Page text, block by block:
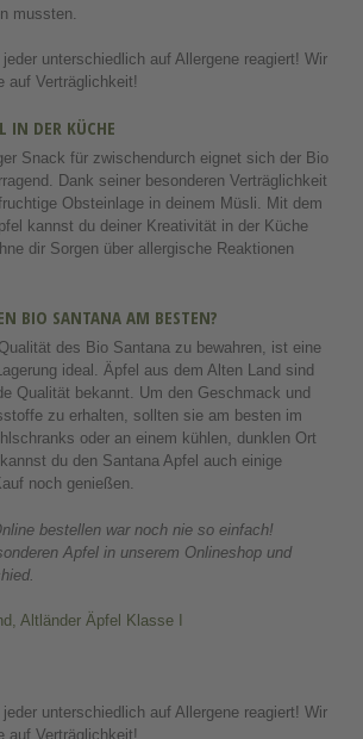
mussten.
unterschiedlich auf Allergene reagiert! Wir
auf Verträglichkeit!
IN DER KÜCHE
Snack für zwischendurch eignet sich der Bio
Dank seiner besonderen Verträglichkeit
Obsteinlage in deinem Müsli. Mit dem
kannst du deiner Kreativität in der Küche
dir Sorgen über allergische Reaktionen
BIO SANTANA AM BESTEN?
des Bio Santana zu bewahren, ist eine
ideal. Äpfel aus dem Alten Land sind
Qualität bekannt. Um den Geschmack und
zu erhalten, sollten sie am besten im
oder an einem kühlen, dunklen Ort
du den Santana Apfel auch einige
noch genießen.
bestellen war noch nie so einfach!
Apfel in unserem Onlineshop und
Altländer Äpfel Klasse I
unterschiedlich auf Allergene reagiert! Wir
auf Verträglichkeit!